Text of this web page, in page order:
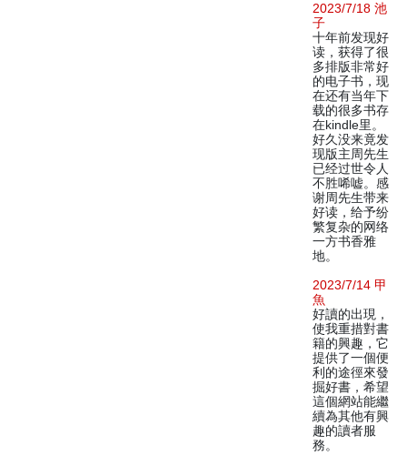
2023/7/18 池
子
十年前发现好
读，获得了很
多排版非常好
的电子书，现
在还有当年下
载的很多书存
在kindle里。
好久没来竟发
现版主周先生
已经过世令人
不胜唏嘘。感
谢周先生带来
好读，给予纷
繁复杂的网络
一方书香雅
地。
2023/7/14 甲
魚
好讀的出現，
使我重措對書
籍的興趣，它
提供了一個便
利的途徑來發
掘好書，希望
這個網站能繼
續為其他有興
趣的讀者服
務。